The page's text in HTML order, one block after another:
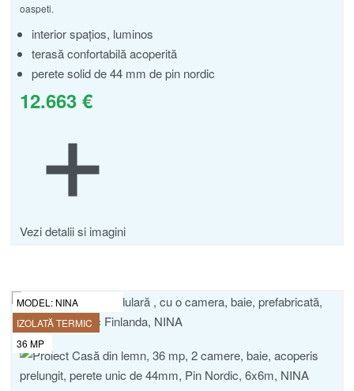
oaspeti.
interior spațios, luminos
terasă confortabilă acoperită
perete solid de 44 mm de pin nordic
12.663 €
Vezi detalii si imagini
MODEL: NINA
IZOLATĂ TERMIC
36 MP